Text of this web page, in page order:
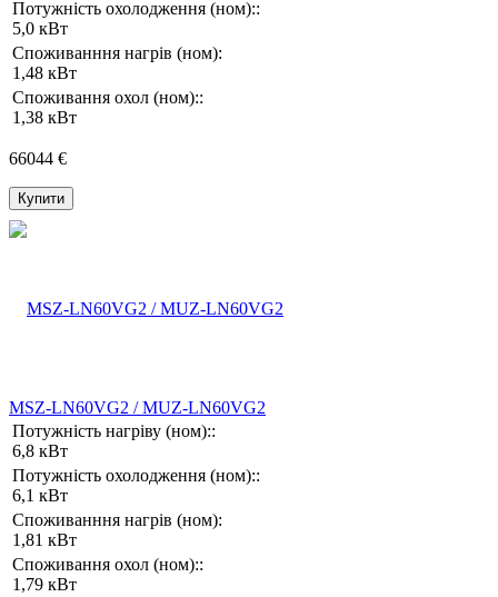
Потужність охолодження (ном)::
5,0 кВт
Споживанння нагрів (ном):
1,48 кВт
Споживання охол (ном)::
1,38 кВт
66044 €
Купити
MSZ-LN60VG2 / MUZ-LN60VG2
Потужність нагріву (ном)::
6,8 кВт
Потужність охолодження (ном)::
6,1 кВт
Споживанння нагрів (ном):
1,81 кВт
Споживання охол (ном)::
1,79 кВт